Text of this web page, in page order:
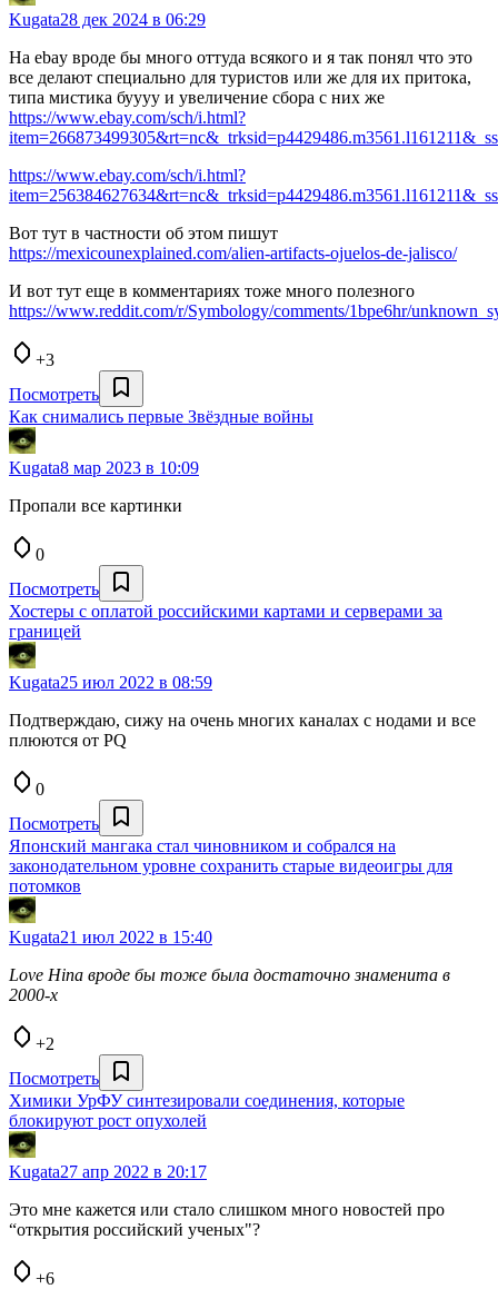
Kugata28 дек 2024 в 06:29
На ebay вроде бы много оттуда всякого и я так понял что это
все делают специально для туристов или же для их притока,
типа мистика буууу и увеличение сбора с них же
https://www.ebay.com/sch/i.html?
https://www.ebay.com/sch/i.html?
Вот тут в частности об этом пишут
https://mexicounexplained.com/alien-artifacts-ojuelos-de-jalisco/
И вот тут еще в комментариях тоже много полезного
https://www.reddit.com/r/Symbology/comments/1bpe6hr/
+3
Посмотреть
Как снимались первые Звёздные войны
Kugata8 мар 2023 в 10:09
Пропали все картинки
0
Посмотреть
Хостеры с оплатой российскими картами и серверами за
границей
Kugata25 июл 2022 в 08:59
Подтверждаю, сижу на очень многих каналах с нодами и все
плюются от PQ
0
Посмотреть
Японский мангака стал чиновником и собрался на
законодательном уровне сохранить старые видеоигры для
потомков
Kugata21 июл 2022 в 15:40
Love Hina вроде бы тоже была достаточно знаменита в
2000-х
+2
Посмотреть
Химики УрФУ синтезировали соединения, которые
блокируют рост опухолей
Kugata27 апр 2022 в 20:17
Это мне кажется или стало слишком много новостей про
“открытия российский ученых"?
+6